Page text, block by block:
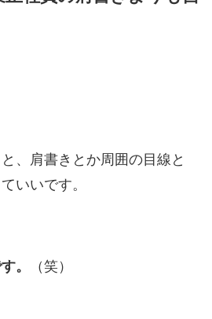
、肩書きとか周囲の目線と
いいです。
。 （笑）